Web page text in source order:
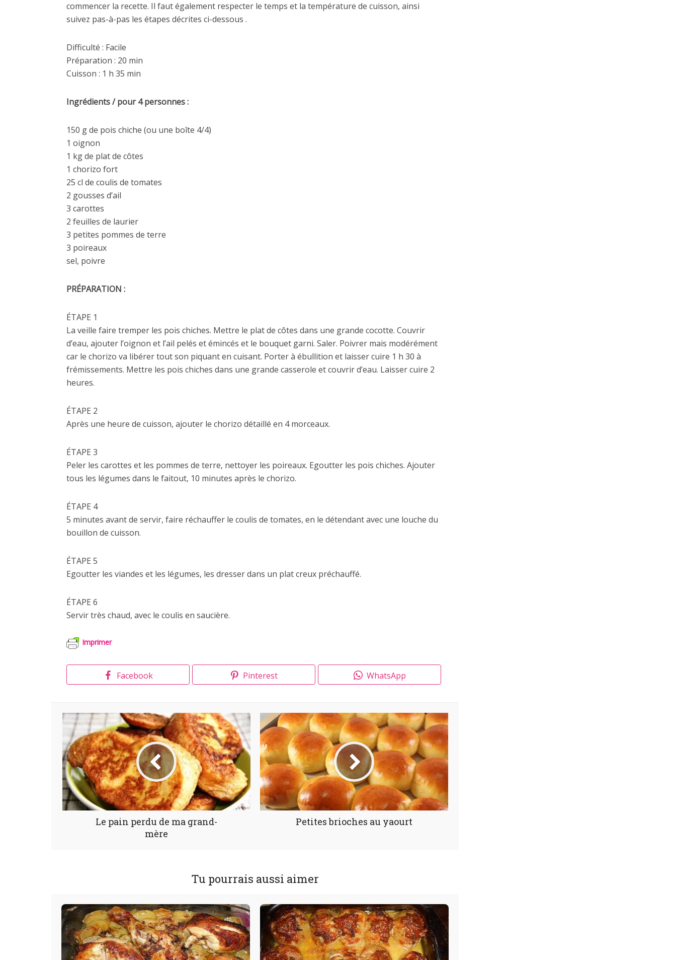
commencer la recette. Il faut également respecter le temps et la température de cuisson, ainsi
suivez pas-à-pas les étapes décrites ci-dessous .
Difficulté : Facile
Préparation : 20 min
Cuisson : 1 h 35 min
Ingrédients / pour 4 personnes :
150 g de pois chiche (ou une boîte 4/4)
1 oignon
1 kg de plat de côtes
1 chorizo fort
25 cl de coulis de tomates
2 gousses d’ail
3 carottes
2 feuilles de laurier
3 petites pommes de terre
3 poireaux
sel, poivre
PRÉPARATION :
ÉTAPE 1
La veille faire tremper les pois chiches. Mettre le plat de côtes dans une grande cocotte. Couvrir
d’eau, ajouter l’oignon et l’ail pelés et émincés et le bouquet garni. Saler. Poivrer mais modérément
car le chorizo va libérer tout son piquant en cuisant. Porter à ébullition et laisser cuire 1 h 30 à
frémissements. Mettre les pois chiches dans une grande casserole et couvrir d’eau. Laisser cuire 2
heures.
ÉTAPE 2
Après une heure de cuisson, ajouter le chorizo détaillé en 4 morceaux.
ÉTAPE 3
Peler les carottes et les pommes de terre, nettoyer les poireaux. Egoutter les pois chiches. Ajouter
tous les légumes dans le faitout, 10 minutes après le chorizo.
ÉTAPE 4
5 minutes avant de servir, faire réchauffer le coulis de tomates, en le détendant avec une louche du
bouillon de cuisson.
ÉTAPE 5
Egoutter les viandes et les légumes, les dresser dans un plat creux préchauffé.
ÉTAPE 6
Servir très chaud, avec le coulis en saucière.
Imprimer
Facebook Pinterest WhatsApp
Le pain perdu de ma grand-
mère
Petites brioches au yaourt
Tu pourrais aussi aimer